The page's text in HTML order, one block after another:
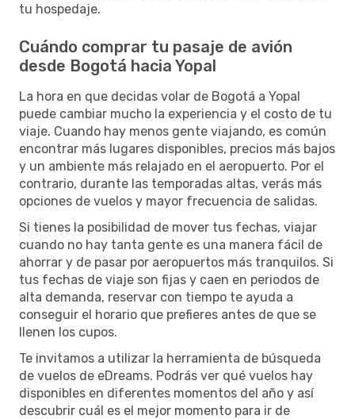
tu hospedaje.
Cuándo comprar tu pasaje de avión
desde Bogotá hacia Yopal
La hora en que decidas volar de Bogotá a Yopal
puede cambiar mucho la experiencia y el costo de tu
viaje. Cuando hay menos gente viajando, es común
encontrar más lugares disponibles, precios más bajos
y un ambiente más relajado en el aeropuerto. Por el
contrario, durante las temporadas altas, verás más
opciones de vuelos y mayor frecuencia de salidas.
Si tienes la posibilidad de mover tus fechas, viajar
cuando no hay tanta gente es una manera fácil de
ahorrar y de pasar por aeropuertos más tranquilos. Si
tus fechas de viaje son fijas y caen en periodos de
alta demanda, reservar con tiempo te ayuda a
conseguir el horario que prefieres antes de que se
llenen los cupos.
Te invitamos a utilizar la herramienta de búsqueda
de vuelos de eDreams. Podrás ver qué vuelos hay
disponibles en diferentes momentos del año y así
descubrir cuál es el mejor momento para ir de